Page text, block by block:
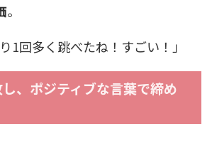
。
1回多く跳べたね！すごい！」
、ポジティブな言葉で締め